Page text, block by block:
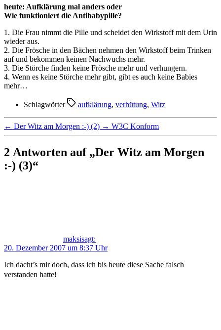
heute: Aufklärung mal anders oder
Wie funktioniert die Antibabypille?
1. Die Frau nimmt die Pille und scheidet den Wirkstoff mit dem Urin
wieder aus.
2. Die Frösche in den Bächen nehmen den Wirkstoff beim Trinken
auf und bekommen keinen Nachwuchs mehr.
3. Die Störche finden keine Frösche mehr und verhungern.
4. Wenn es keine Störche mehr gibt, gibt es auch keine Babies
mehr…
Schlagwörter aufklärung, verhütung, Witz
← Der Witz am Morgen :-) (2) → W3C Konform
2 Antworten auf „Der Witz am Morgen
:-) (3)“
maksisagt:
20. Dezember 2007 um 8:37 Uhr
Ich dacht’s mir doch, dass ich bis heute diese Sache falsch
verstanden hatte!